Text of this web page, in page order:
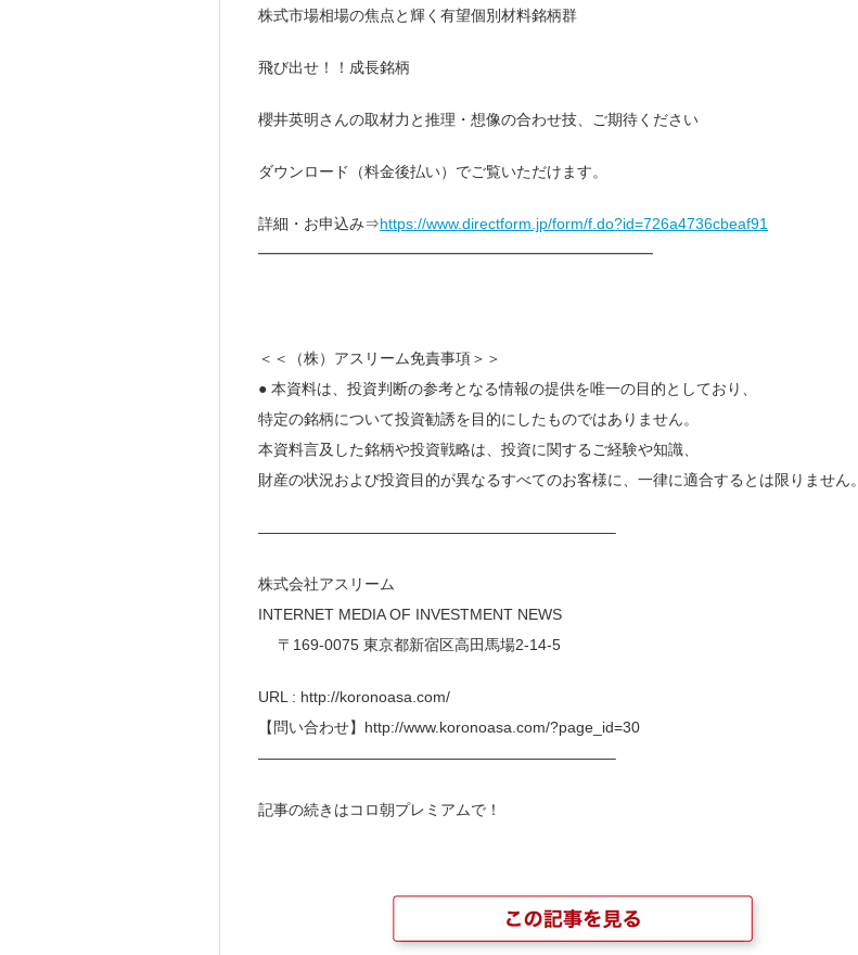
株式市場相場の焦点と輝く有望個別材料銘柄群
飛び出せ！！成長銘柄
櫻井英明さんの取材力と推理・想像の合わせ技、ご期待ください
ダウンロード（料金後払い）でご覧いただけます。
詳細・お申込み⇒https://www.directform.jp/form/f.do?id=726a4736cbeaf91
━━━━━━━━━━━━━━━━━━━━━━━━━━
＜＜（株）アスリーム免責事項＞＞
● 本資料は、投資判断の参考となる情報の提供を唯一の目的としており、
特定の銘柄について投資勧誘を目的にしたものではありません。
本資料言及した銘柄や投資戦略は、投資に関するご経験や知識、
財産の状況および投資目的が異なるすべてのお客様に、一律に適合するとは限りません。
———————————————————————–
株式会社アスリーム
INTERNET MEDIA OF INVESTMENT NEWS
〒169-0075 東京都新宿区高田馬場2-14-5
URL : http://koronoasa.com/
【問い合わせ】http://www.koronoasa.com/?page_id=30
———————————————————————–
記事の続きはコロ朝プレミアムで！